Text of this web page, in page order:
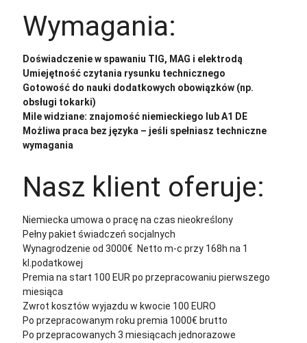
Wymagania:
Doświadczenie w spawaniu TIG, MAG i elektrodą
Umiejętność czytania rysunku technicznego
Gotowość do nauki dodatkowych obowiązków (np.
obsługi tokarki)
Mile widziane: znajomość niemieckiego lub A1 DE
Możliwa praca bez języka – jeśli spełniasz techniczne
wymagania
Nasz klient oferuje:
Niemiecka umowa o pracę na czas nieokreślony
Pełny pakiet świadczeń socjalnych
Wynagrodzenie od 3000€ Netto m-c przy 168h na 1
kl.podatkowej
Premia na start 100 EUR po przepracowaniu pierwszego
miesiąca
Zwrot kosztów wyjazdu w kwocie 100 EURO
Po przepracowanym roku premia 1000€ brutto
Po przepracowanych 3 miesiącach jednorazowe